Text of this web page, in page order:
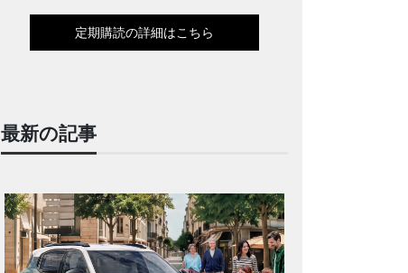
定期購読の詳細はこちら
最新の記事